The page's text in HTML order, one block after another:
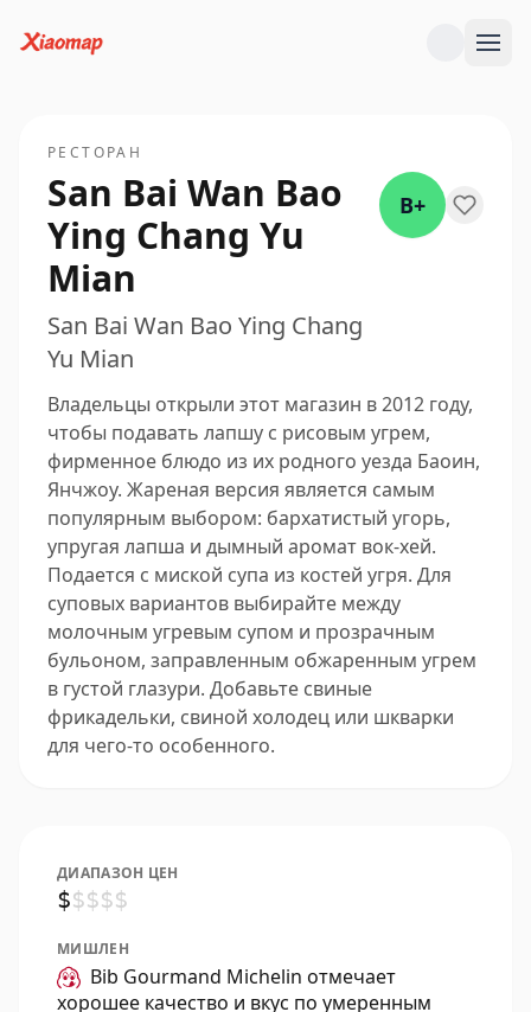
РЕСТОРАН
San Bai Wan Bao
Ying Chang Yu
Mian
San Bai Wan Bao Ying Chang
Yu Mian
B+
Владельцы открыли этот магазин в 2012 году,
чтобы подавать лапшу с рисовым угрем,
фирменное блюдо из их родного уезда Баоин,
Янчжоу. Жареная версия является самым
популярным выбором: бархатистый угорь,
упругая лапша и дымный аромат вок-хей.
Подается с миской супа из костей угря. Для
суповых вариантов выбирайте между
молочным угревым супом и прозрачным
бульоном, заправленным обжаренным угрем
в густой глазури. Добавьте свиные
фрикадельки, свиной холодец или шкварки
для чего-то особенного.
ДИАПАЗОН ЦЕН
$$$$$
МИШЛЕН
Bib Gourmand Michelin отмечает
хорошее качество и вкус по умеренным